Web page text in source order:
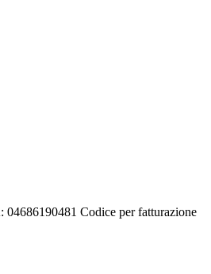
04686190481 Codice per fatturazione